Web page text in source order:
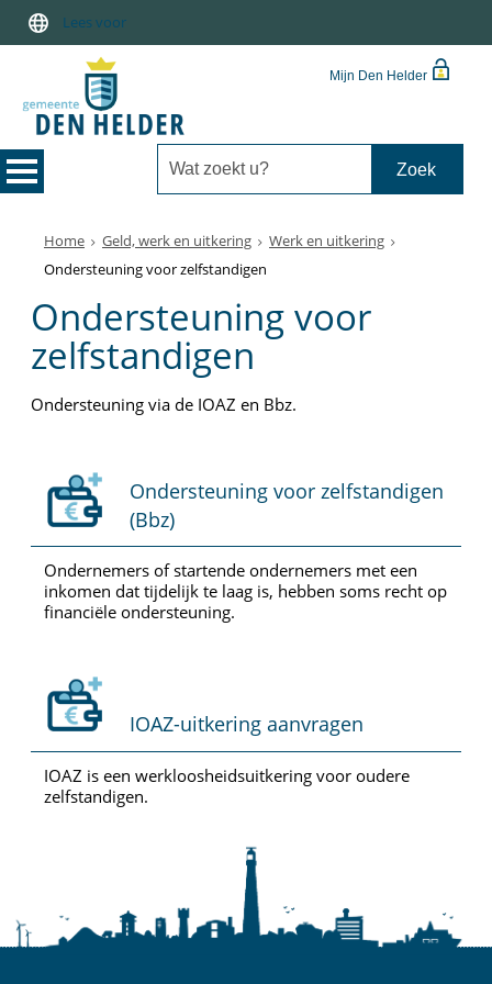
Lees voor
Mijn Den Helder
Home Geld, werk en uitkering
Werk en uitkering
Ondersteuning voor zelfstandigen
Ondersteuning voor
zelfstandigen
Ondersteuning via de IOAZ en Bbz.
Ondersteuning voor zelfstandigen
(Bbz)
Ondernemers of startende ondernemers met een
inkomen dat tijdelijk te laag is, hebben soms recht op
financiële ondersteuning.
IOAZ-uitkering aanvragen
IOAZ is een werkloosheidsuitkering voor oudere
zelfstandigen.